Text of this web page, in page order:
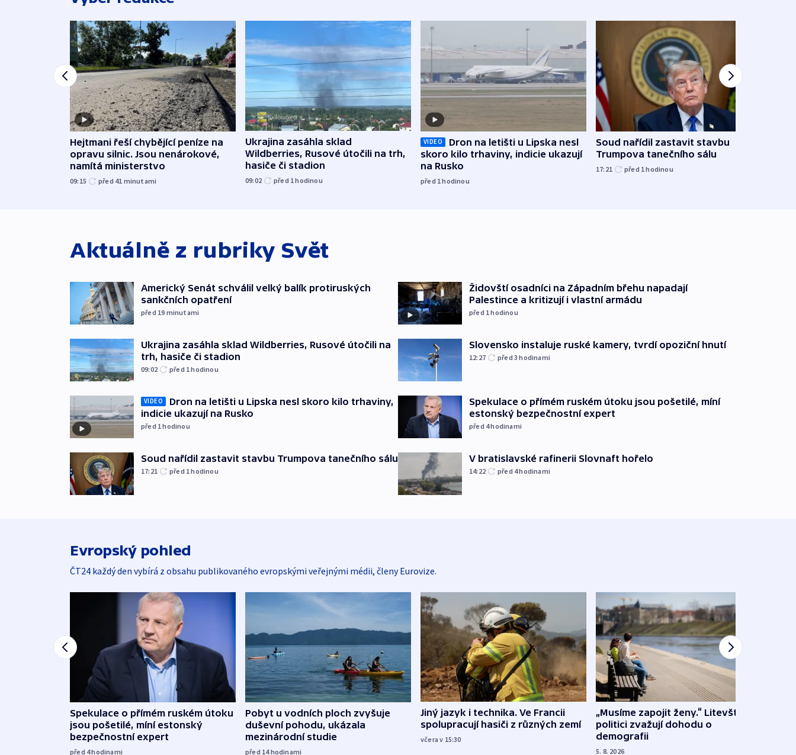
Hejtmani řeší chybějící peníze na
opravu silnic. Jsou nenárokové,
namítá ministerstvo
09:15 před 41 minutami
Ukrajina zasáhla sklad
Wildberries, Rusové útočili na trh,
hasiče či stadion
09:02 před 1hodinou
VIDEO
Dron na letišti u Lipska nesl
skoro kilo trhaviny, indicie ukazují
na Rusko
před 1hodinou
Soud nařídil zastavit stavbu
Trumpova tanečního sálu
17:21 před 1hodinou
Aktuálně z rubriky Svět
Americký Senát schválil velký balík protiruských
sankčních opatření
před 19 minutami
Ukrajina zasáhla sklad Wildberries, Rusové útočili na
trh, hasiče či stadion
09:02 před 1hodinou
VIDEO
Dron na letišti u Lipska nesl skoro kilo trhaviny,
indicie ukazují na Rusko
před 1hodinou
Soud nařídil zastavit stavbu Trumpova tanečního sálu
17:21 před 1hodinou
Židovští osadníci na Západním břehu napadají
Palestince a kritizují i vlastní armádu
před 1hodinou
Slovensko instaluje ruské kamery, tvrdí opoziční hnutí
12:27 před 3hodinami
Spekulace o přímém ruském útoku jsou pošetilé, míní
estonský bezpečnostní expert
před 4hodinami
V bratislavské rafinerii Slovnaft hořelo
14:22 před 4hodinami
Evropský pohled
ČT24 každý den vybírá z obsahu publikovaného evropskými veřejnými médii, členy Eurovize.
Spekulace o přímém ruském útoku
jsou pošetilé, míní estonský
bezpečnostní expert
před 4hodinami
Pobyt u vodních ploch zvyšuje
duševní pohodu, ukázala
mezinárodní studie
před 14hodinami
Jiný jazyk i technika. Ve Francii
spolupracují hasiči z různých zemí
včera v 15:30
„Musíme zapojit ženy.“ Litevští
politici zvažují dohodu o
demografii
5. 8. 2026